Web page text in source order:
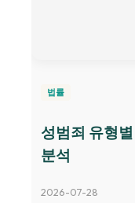
법률
성범죄 유형
분석
2026-07-28